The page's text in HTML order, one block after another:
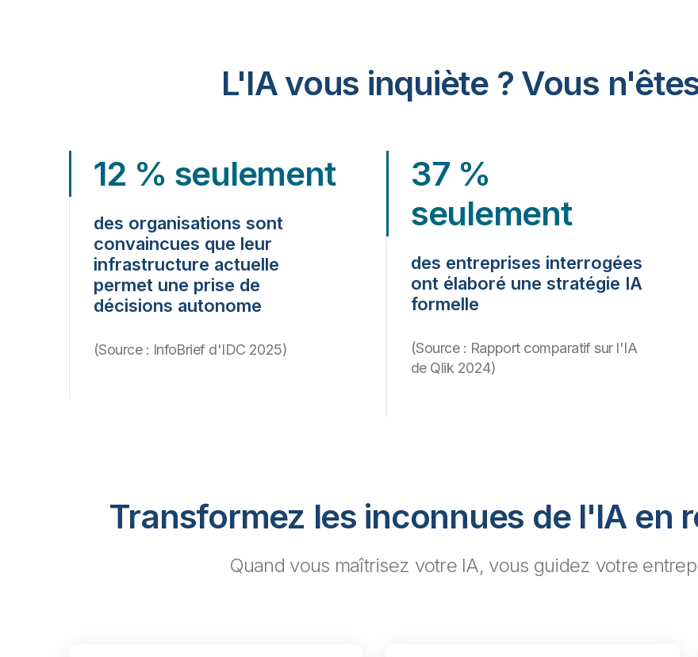
L'IA vous inquiète ? Vous
12 % seulement
des organisations sont
convaincues que leur
infrastructure actuelle
permet une prise de
décisions autonome
(Source : InfoBrief d'IDC 2025)
37 %
seulement
des entreprises interrogées
ont élaboré une stratégie IA
formelle
(Source : Rapport comparatif sur l'IA
de Qlik 2024)
Transformez les inconnues de l'IA en
Quand vous maîtrisez votre IA, vous guidez votre